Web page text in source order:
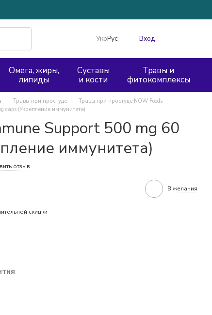
УкрРус Вход
Омега, жиры,
липиды
Суставы
и кости
Травы и
фитокомплексы
Травы при простуде
Травы при простуде NOW Foods
caps (Укрепление иммунитета)
Support 500 mg 60
иммунитета)
отзыв
В желания
скидки